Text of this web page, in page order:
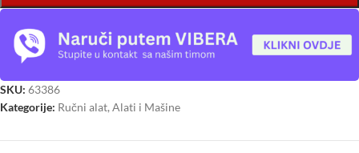
SKU: 63386
Kategorije: Ručni alat, Alati i Mašine